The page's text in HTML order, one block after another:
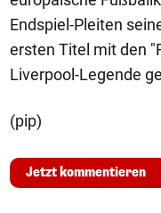
Endspiel-Pleiten
ersten Titel mit den
Liverpool-Legende
(pip)
Jetzt kommentieren